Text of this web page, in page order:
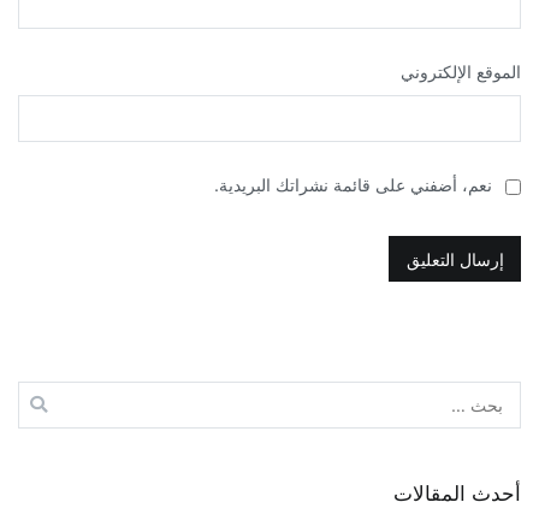
الموقع الإلكتروني
نعم، أضفني على قائمة نشراتك البريدية.
عن:
أحدث المقالات